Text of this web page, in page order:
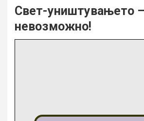
Свет-уништувањето
невозможно!